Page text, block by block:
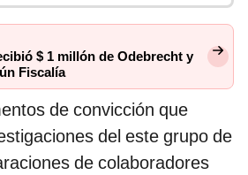
$ 1 millón de Odebrecht y
Fiscalía
de convicción que
del este grupo de
de colaboradores